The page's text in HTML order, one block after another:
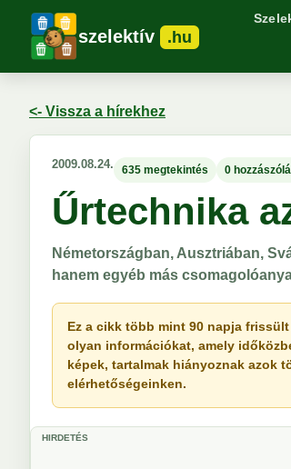
szelektív .hu
<- Vissza a hírekhez
2009.08.24. 635 megtekintés 0
Űrtechnika
Németországban, Ausztriában,
hanem egyéb más
Ez a cikk több mint 90 napja
olyan információkat, amely
képek, tartalmak hiányoznak azok
elérhetőségeinken.
HIRDETÉS